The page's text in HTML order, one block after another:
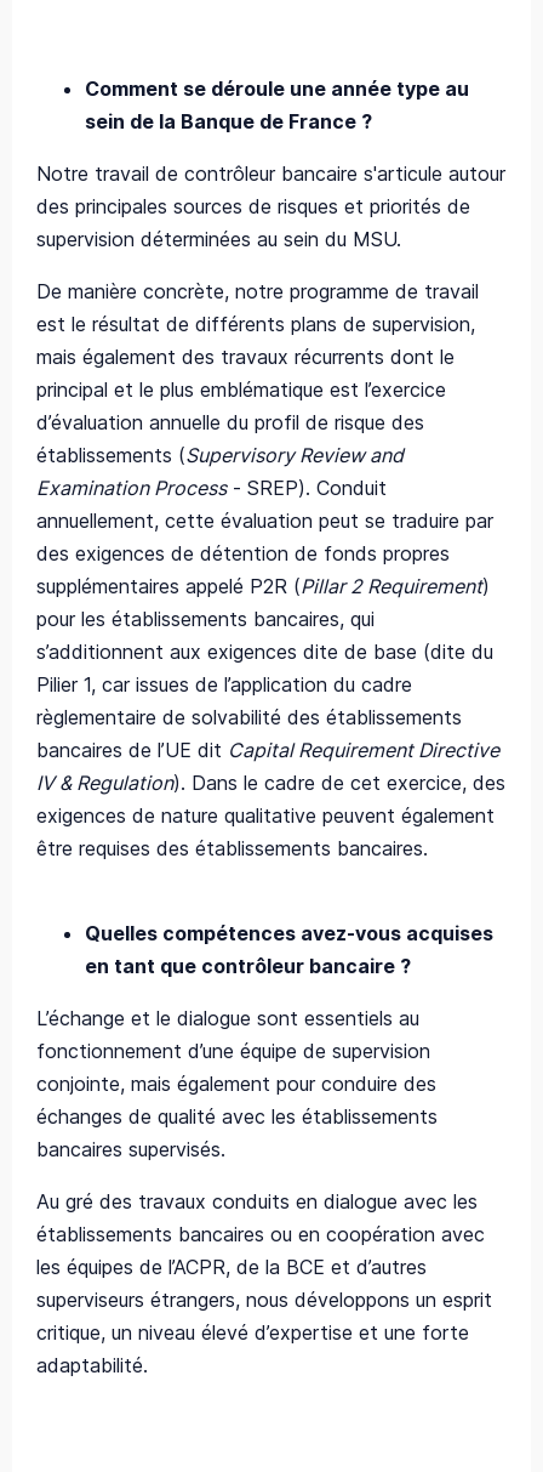
Comment se déroule une année type au
sein de la Banque de France ?
Notre travail de contrôleur bancaire s'articule autour
des principales sources de risques et priorités de
supervision déterminées au sein du MSU.
De manière concrète, notre programme de travail
est le résultat de différents plans de supervision,
mais également des travaux récurrents dont le
principal et le plus emblématique est l’exercice
d’évaluation annuelle du profil de risque des
établissements (Supervisory Review and
Examination Process- SREP). Conduit
annuellement, cette évaluation peut se traduire par
des exigences de détention de fonds propres
supplémentaires appelé P2R (Pillar 2 Requirement)
pour les établissements bancaires, qui
s’additionnent aux exigences dite de base (dite du
Pilier 1, car issues de l’application du cadre
règlementaire de solvabilité des établissements
bancaires de l’UE dit Capital Requirement Directive
IV & Regulation). Dans le cadre de cet exercice, des
exigences de nature qualitative peuvent également
être requises des établissements bancaires.
Quelles compétences avez-vous acquises
en tant que contrôleur bancaire ?
L’échange et le dialogue sont essentiels au
fonctionnement d’une équipe de supervision
conjointe, mais également pour conduire des
échanges de qualité avec les établissements
bancaires supervisés.
Au gré des travaux conduits en dialogue avec les
établissements bancaires ou en coopération avec
les équipes de l’ACPR, de la BCE et d’autres
superviseurs étrangers, nous développons un esprit
critique, un niveau élevé d’expertise et une forte
adaptabilité.